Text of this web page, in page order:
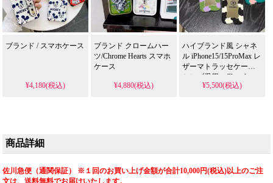
ースとしても使える優
れもの！（おしゃれ可
愛いケース）
ブランド / スマホケース
¥4,180(税込)
ブランド クロームハー
ツ/Chrome Hearts スマホ
ケース
¥4,880(税込)
ハイブランド風 シャネ
ル iPhone15/15ProMax レ
ザーマトラッセケース
セレブ愛用。Chanel
iPhone14pro/14 ラインス
iPhone16pro/15promaxケ
¥5,500(税込)
商品詳細
佐川急便（通関保証） ※１回のお買い上げ金額が合計10,000円(税込)以上のご注
文は、送料無料でお届けいたします。